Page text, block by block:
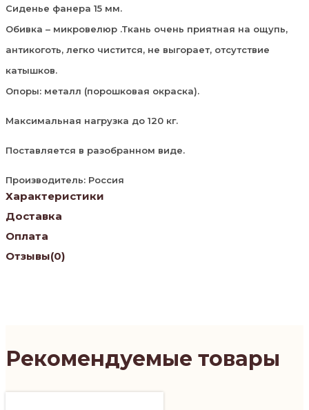
Сиденье фанера 15 мм.
Обивка – микровелюр .Ткань очень приятная на ощупь,
антикоготь, легко чистится, не выгорает, отсутствие
катышков.
Опоры: металл (порошковая окраска).
Максимальная нагрузка до 120 кг.
Поставляется в разобранном виде.
Производитель: Россия
Характеристики
Доставка
Оплата
Отзывы(0)
Рекомендуемые товары